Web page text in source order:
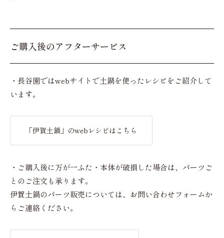
ご購入後のアフターサービス
・長谷園ではwebサイトで土鍋を使ったレシピをご紹介して
います。
「伊賀土鍋」のwebレシピはこちら
・ご購入後に万が一ふた・本体が破損した場合は、パーツご
とのご注文も承ります。
伊賀土鍋のパーツ販売については、お問い合わせフォームか
らご連絡ください。